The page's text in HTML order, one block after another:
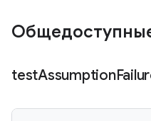
testAssumption